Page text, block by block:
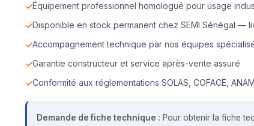
Équipement professionnel homologué pour usage
Disponible en stock permanent chez SEMI Sénégal —
Accompagnement technique par nos équipes
Garantie constructeur et service après-vente assuré
Conformité aux réglementations SOLAS, COFACE,
Demande de fiche technique : Pour obtenir la fiche